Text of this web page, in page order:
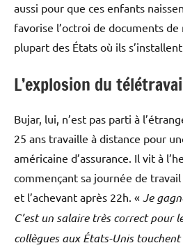
aussi pour que ces enfants
favorise l’octroi de documents de
plupart des États où ils
L’explosion du
Bujar, lui, n’est pas parti à
25 ans travaille à distance pour
américaine d’assurance. Il vit à
commençant sa journée de
et l’achevant après 22h. « Je
C’est un salaire très correct pour
collègues aux États-Unis